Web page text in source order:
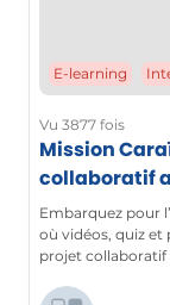
E-learning
Vu 3877 fois
Mission
collaboratif
Embarquez pour
où vidéos, quiz et
projet collaboratif